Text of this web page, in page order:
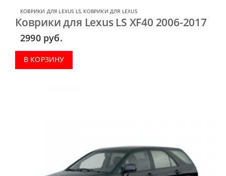
КОВРИКИ ДЛЯ LEXUS LS, КОВРИКИ ДЛЯ LEXUS
Коврики для Lexus LS XF40 2006-2017
2990 руб.
В КОРЗИНУ